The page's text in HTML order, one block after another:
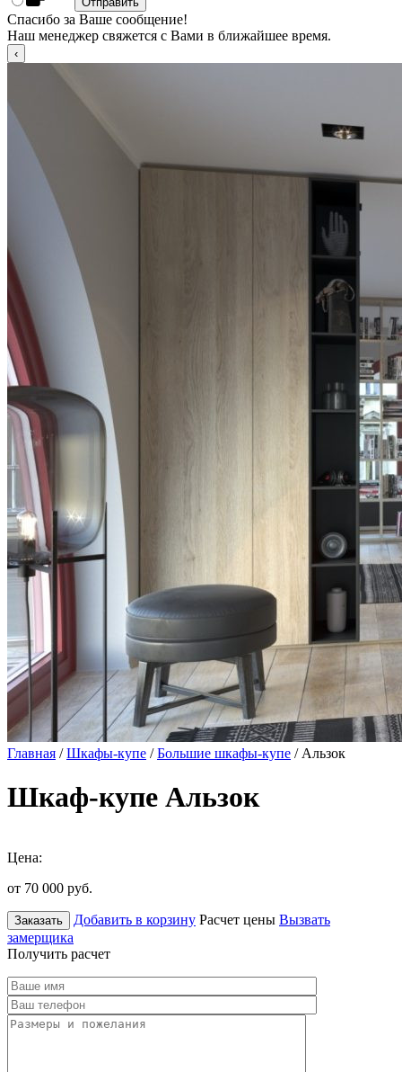
Спасибо за Ваше сообщение!
Наш менеджер свяжется с Вами в ближайшее время.
Главная /Шкафы-купе /Большие шкафы-купе / Альзок
Шкаф-купе Альзок
Цена:
от 70 000 руб.
Заказать Добавить в корзину Расчет цены Вызвать
замерщика
Получить расчет